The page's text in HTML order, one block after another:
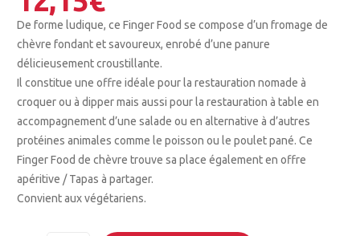
De forme ludique, ce Finger Food se compose d’un fromage de
chèvre fondant et savoureux, enrobé d’une panure
délicieusement croustillante.
Il constitue une offre idéale pour la restauration nomade à
croquer ou à dipper mais aussi pour la restauration à table en
accompagnement d’une salade ou en alternative à d’autres
protéines animales comme le poisson ou le poulet pané. Ce
Finger Food de chèvre trouve sa place également en offre
apéritive / Tapas à partager.
Convient aux végétariens.